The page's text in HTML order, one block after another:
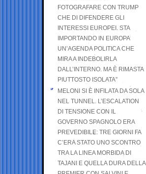
FOTOGRAFARE CON TRUMP
CHE DI DIFENDERE GLI
INTERESSI EUROPEI. STA
IMPORTANDO IN EUROPA
UN’AGENDA POLITICA CHE
MIRA A INDEBOLIRLA
DALL’INTERNO. MA È RIMASTA
PIUTTOSTO ISOLATA”
MELONI SI È INFILATA DA SOLA
NEL TUNNEL. L’ESCALATION
DI TENSIONE CON IL
GOVERNO SPAGNOLO ERA
PREVEDIBILE: TRE GIORNI FA
C’ERA STATO UNO SCONTRO
TRA LA LINEA MORBIDA DI
TAJANI E QUELLA DURA DELLA